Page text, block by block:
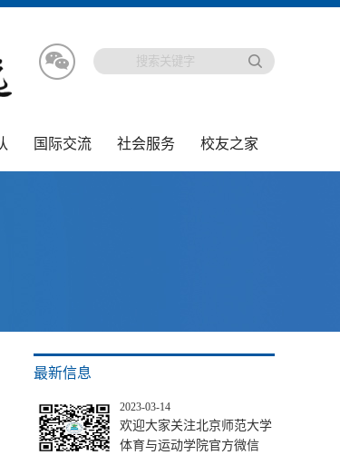
国际交流 社会服务 校友之家
最新信息
2023-03-14
欢迎大家关注北京师范大学
体育与运动学院官方微信